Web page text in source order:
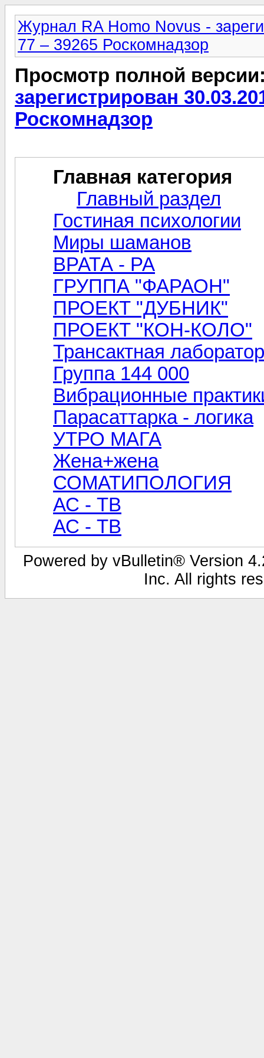
Журнал RA Homo Novus -
77 – 39265 Роскомнадзор
Просмотр полной
зарегистрирован
Роскомнадзор
Главная категория
Главный раздел
Гостиная психологии
Миры шаманов
ВРАТА - РА
ГРУППА "ФАРАОН"
ПРОЕКТ "ДУБНИК"
ПРОЕКТ "КОН-КОЛО"
Трансактная
Группа 144 000
Вибрационные
Парасаттарка - логика
УТРО МАГА
Жена+жена
СОМАТИПОЛОГИЯ
АС - ТВ
АС - ТВ
Powered by vBulletin® Version
Inc. All rights